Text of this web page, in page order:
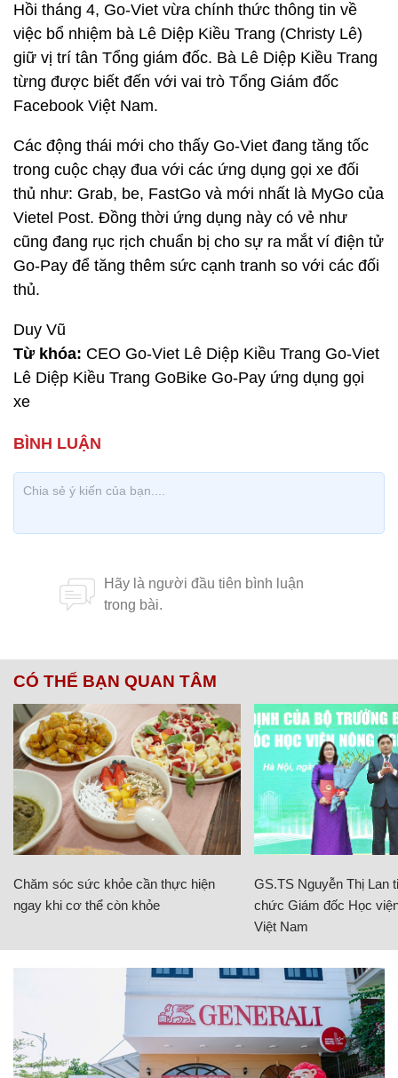
Hồi tháng 4, Go-Viet vừa chính thức thông tin về
việc bổ nhiệm bà Lê Diệp Kiều Trang (Christy Lê)
giữ vị trí tân Tổng giám đốc. Bà Lê Diệp Kiều Trang
từng được biết đến với vai trò Tổng Giám đốc
Facebook Việt Nam.
Các động thái mới cho thấy Go-Viet đang tăng tốc
trong cuộc chạy đua với các ứng dụng gọi xe đối
thủ như: Grab, be, FastGo và mới nhất là MyGo của
Vietel Post. Đồng thời ứng dụng này có vẻ như
cũng đang rục rịch chuẩn bị cho sự ra mắt ví điện tử
Go-Pay để tăng thêm sức cạnh tranh so với các đối
thủ.
Duy Vũ
Từ khóa: CEO Go-Viet Lê Diệp Kiều Trang Go-Viet
Lê Diệp Kiều Trang GoBike Go-Pay ứng dụng gọi
xe
CÓ THỂ BẠN QUAN TÂM
Chăm sóc sức khỏe cần thực hiện
ngay khi cơ thể còn khỏe
GS.TS Nguyễn Thị Lan
chức Giám đốc Học
Việt Nam